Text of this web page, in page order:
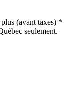
(avant taxes) *
seulement.